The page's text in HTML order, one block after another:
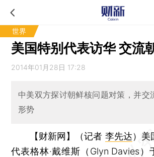
世界
美国特别代表访华 交流
2014年01月28日 17:28
中美双方探讨朝鲜核问题对策，并交
形势
【财新网】（记者 李先达） 美
代表格林·戴维斯（Glyn Davies）